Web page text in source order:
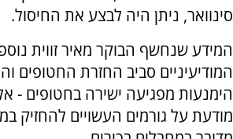
סינוואר, ניתן היה לבצע את החיסול.
המידע שנחשף הבוקר מאיר זווית
המודיעיניים סביב החזרת החטופים
הימנעות מפגיעה ישירה בחטופים -
מודעת על גורמים העשויים להחזיק